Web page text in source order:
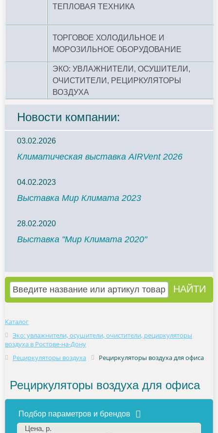
ТЕПЛОВАЯ ТЕХНИКА
ТОРГОВОЕ ХОЛОДИЛЬНОЕ И
МОРОЗИЛЬНОЕ ОБОРУДОВАНИЕ
ЭКО: УВЛАЖНИТЕЛИ, ОСУШИТЕЛИ,
ОЧИСТИТЕЛИ, РЕЦИРКУЛЯТОРЫ
ВОЗДУХА
Новости компании:
03.02.2026
Климатическая выставка AIRVent 2026
04.02.2023
Выставка Мир Климата 2023
28.02.2020
Выставка "Мир Климата 2020"
Каталог
Эко: увлажнители, осушители, очистители, рециркуляторы
воздуха в Ростове-на-Дону
Рециркуляторы воздуха
Рециркуляторы воздуха для офиса
Рециркуляторы воздуха для офиса
Подбор параметров и брендов
Цена, р.